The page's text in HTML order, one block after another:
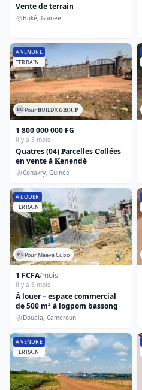
Vente de terrain
Boké, Guinée
A VENDRE
TERRAIN
𝐁𝐆 Pour 𝐁UILDX 𝐆𝐑𝐎𝐔𝐏
1 800 000 000 FG
il y a 5 mois
Quatres (04) 𝐏arcelles 𝐂ollées
en vente à 𝐊enendé
Conakry, Guinée
A LOUER
TERRAIN
MC Pour Maëva Cubo
1 FCFA/mois
il y a 5 mois
À louer – espace commercial
de 500 m² à logpom bassong
Douala, Cameroun
A VENDRE
TERRAIN